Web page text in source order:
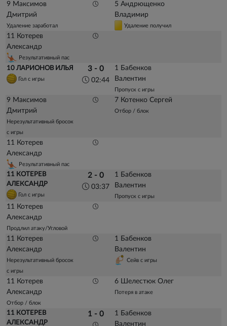
9 Максимов
Дмитрий
Удаление заработал
5 Андрющенко
Владимир
Удаление получил
11 Котерев
Александр
Результативный пас
10 ЛАРИОНОВ ИЛЬЯ
Гол с игры
3 - 0
02:44
1 Бабенков
Валентин
Пропуск с игры
9 Максимов
Дмитрий
Нерезультативный бросок
с игры
7 Котенко Сергей
Отбор / блок
11 Котерев
Александр
Результативный пас
11 КОТЕРЕВ
АЛЕКСАНДР
Гол с игры
2 - 0
03:37
1 Бабенков
Валентин
Пропуск с игры
11 Котерев
Александр
Продлил атаку/Угловой
11 Котерев
Александр
Нерезультативный бросок
с игры
1 Бабенков
Валентин
Сейв с игры
11 Котерев
Александр
Отбор / блок
6 Шелестюк Олег
Потеря в атаке
11 КОТЕРЕВ
АЛЕКСАНДР
1 - 0
1 Бабенков
Валентин